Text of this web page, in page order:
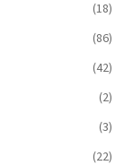
(18)
(86)
(42)
(2)
(3)
(22)